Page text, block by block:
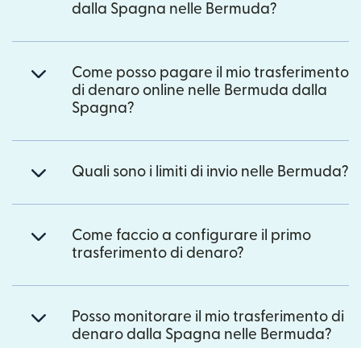
dalla Spagna nelle Bermuda?
Come posso pagare il mio trasferimento
di denaro online nelle Bermuda dalla
Spagna?
Quali sono i limiti di invio nelle Bermuda?
Come faccio a configurare il primo
trasferimento di denaro?
Posso monitorare il mio trasferimento di
denaro dalla Spagna nelle Bermuda?